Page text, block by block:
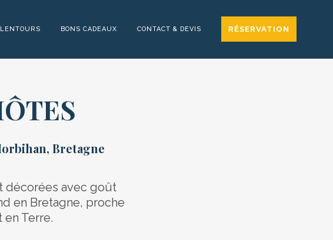
RÉSERVATION
BONS CADEAUX CONTACT & DEVIS
Bretagne
décorées avec goût
en Bretagne, proche
Terre.